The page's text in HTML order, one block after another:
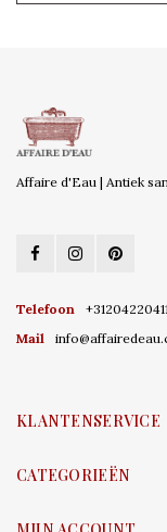
Affaire d'Eau | Antiek
Telefoon
Mail
KLANTENSERVICE
CATEGORIEËN